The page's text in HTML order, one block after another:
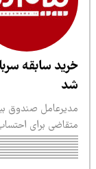
سابقه سربازی
برای احتساب